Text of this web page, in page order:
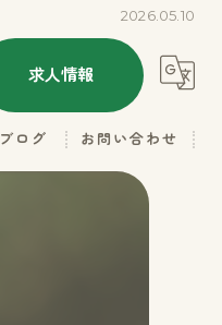
2026.05.10
求人情報
ブログ お問い合わせ